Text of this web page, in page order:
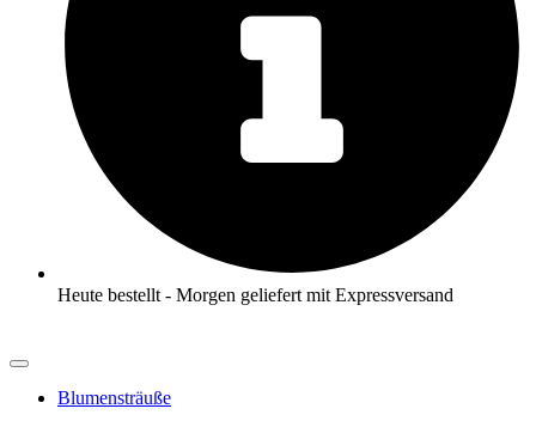
Heute bestellt - Morgen geliefert mit Expressversand
Blumensträuße